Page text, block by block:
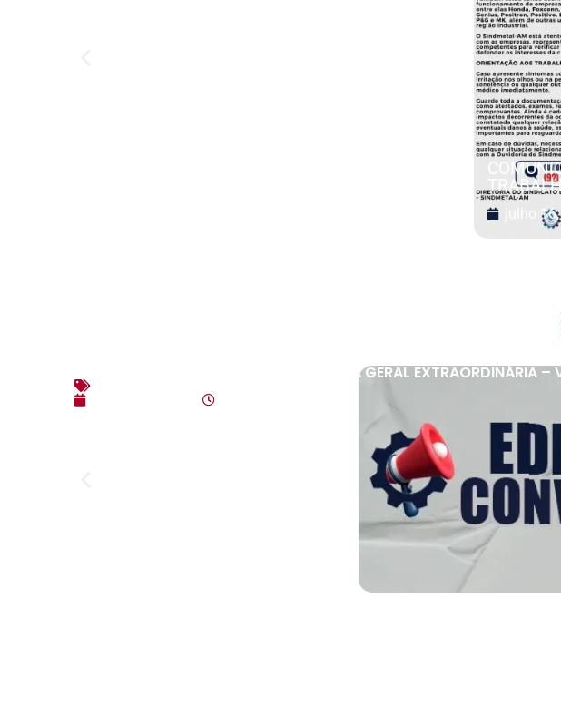
julho
EDITAL DE CONVOCAÇÃO – ASSEMBLEIA GERAL EXTRAORDINÁRIA